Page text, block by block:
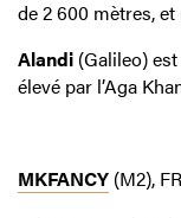
de 2 600 mètres,
Alandi (Galileo)
élevé par l’Aga
MKFANCY (M2),